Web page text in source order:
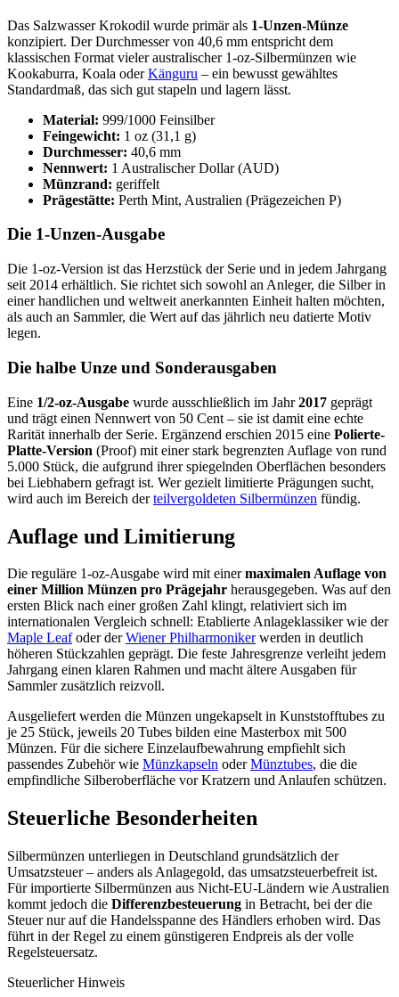
Das Salzwasser Krokodil wurde primär als 1-Unzen-Münze
konzipiert. Der Durchmesser von 40,6 mm entspricht dem
klassischen Format vieler australischer 1-oz-Silbermünzen wie
Kookaburra, Koala oderKänguru – ein bewusst gewähltes
Standardmaß, das sich gut stapeln und lagern lässt.
Material: 999/1000 Feinsilber
Feingewicht: 1 oz (31,1 g)
Durchmesser: 40,6 mm
Nennwert: 1 Australischer Dollar (AUD)
Münzrand: geriffelt
Prägestätte: Perth Mint, Australien (Prägezeichen P)
Die 1-Unzen-Ausgabe
Die 1-oz-Version ist das Herzstück der Serie und in jedem Jahrgang
seit 2014 erhältlich. Sie richtet sich sowohl an Anleger, die Silber in
einer handlichen und weltweit anerkannten Einheit halten möchten,
als auch an Sammler, die Wert auf das jährlich neu datierte Motiv
legen.
Die halbe Unze und Sonderausgaben
Eine 1/2-oz-Ausgabe wurde ausschließlich im Jahr2017 geprägt
und trägt einen Nennwert von 50 Cent – sie ist damit eine echte
Rarität innerhalb der Serie. Ergänzend erschien 2015 eine Polierte-
Platte-Version (Proof) mit einer stark begrenzten Auflage von rund
5.000 Stück, die aufgrund ihrer spiegelnden Oberflächen besonders
bei Liebhabern gefragt ist. Wer gezielt limitierte Prägungen sucht,
wird auch im Bereich derteilvergoldeten Silbermünzen fündig.
Auflage und Limitierung
Die reguläre 1-oz-Ausgabe wird mit einermaximalen Auflage von
einer Million Münzen pro Prägejahr herausgegeben. Was auf den
ersten Blick nach einer großen Zahl klingt, relativiert sich im
internationalen Vergleich schnell: Etablierte Anlageklassiker wie der
Maple Leafoder derWiener Philharmonikerwerden in deutlich
höheren Stückzahlen geprägt. Die feste Jahresgrenze verleiht jedem
Jahrgang einen klaren Rahmen und macht ältere Ausgaben für
Sammler zusätzlich reizvoll.
Ausgeliefert werden die Münzen ungekapselt in Kunststofftubes zu
je 25 Stück, jeweils 20 Tubes bilden eine Masterbox mit 500
Münzen. Für die sichere Einzelaufbewahrung empfiehlt sich
passendes Zubehör wie Münzkapseln oderMünztubes, die die
empfindliche Silberoberfläche vor Kratzern und Anlaufen schützen.
Steuerliche Besonderheiten
Silbermünzen unterliegen in Deutschland grundsätzlich der
Umsatzsteuer – anders als Anlagegold, das umsatzsteuerbefreit ist.
Für importierte Silbermünzen aus Nicht-EU-Ländern wie Australien
kommt jedoch die Differenzbesteuerung in Betracht, bei der die
Steuer nur auf die Handelsspanne des Händlers erhoben wird. Das
führt in der Regel zu einem günstigeren Endpreis als der volle
Regelsteuersatz.
Steuerlicher Hinweis